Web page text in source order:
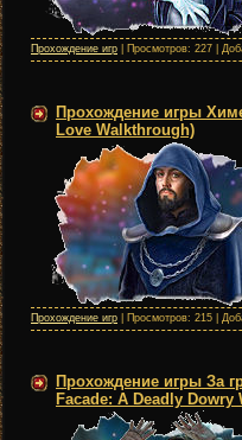
Прохождение игр | Просмотров: 227 |
Прохождение игры
Love Walkthrough)
Прохождение игр | Просмотров: 215 |
Прохождение игры За
Facade: A Deadly Dowry